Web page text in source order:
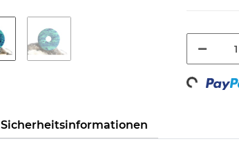
Loading...
Sicherheitsinformationen